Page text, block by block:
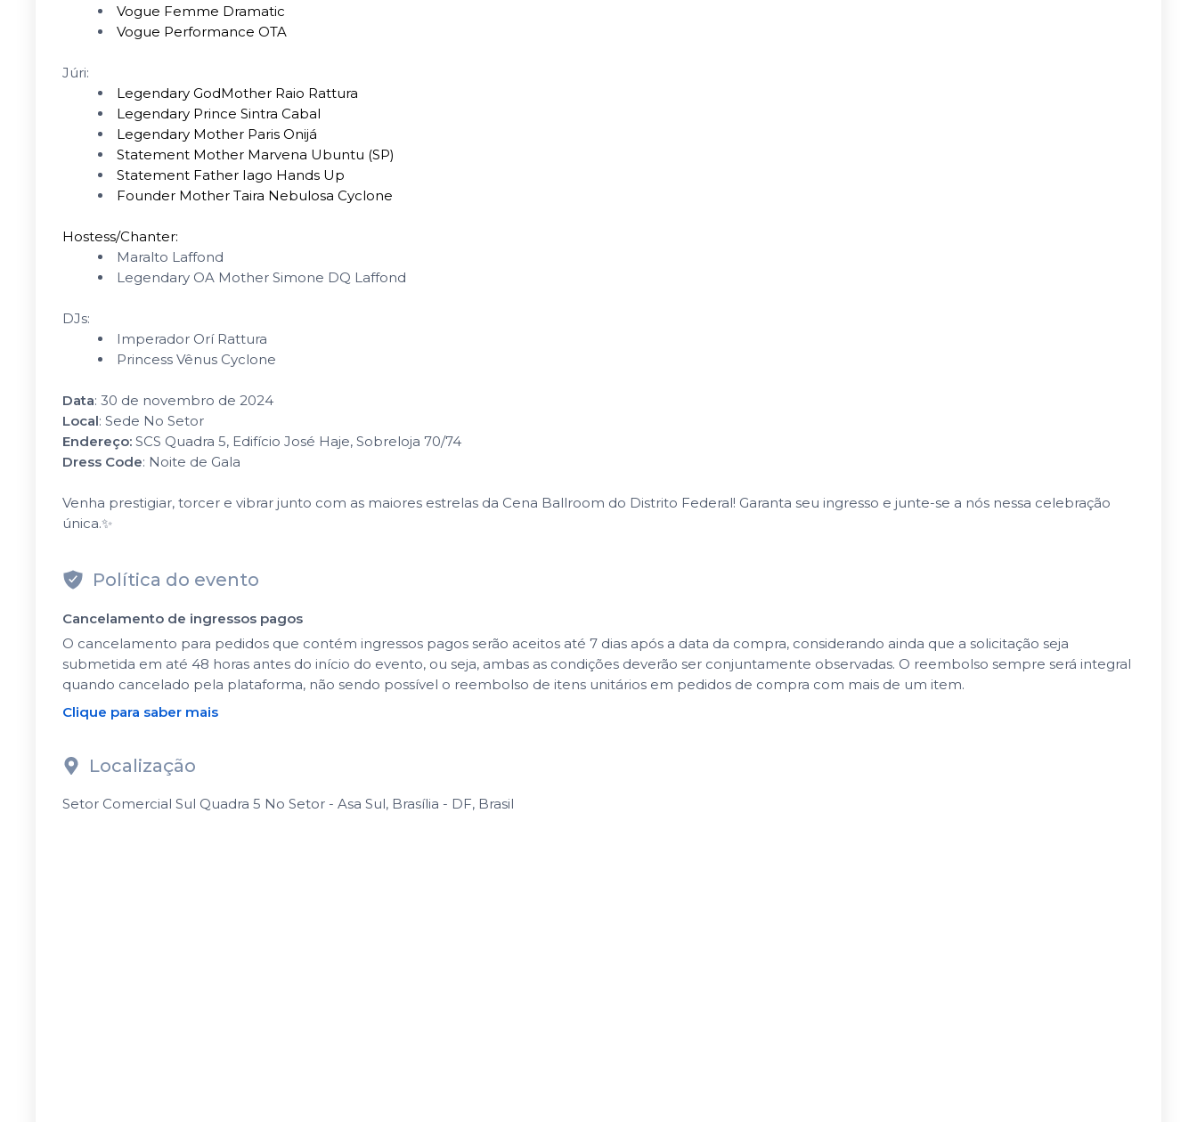
Vogue Femme Dramatic
Vogue Performance OTA
Júri:
Legendary GodMother Raio Rattura
Legendary Prince Sintra Cabal
Legendary Mother Paris Onijá
Statement Mother Marvena Ubuntu (SP)
Statement Father Iago Hands Up
Founder Mother Taira Nebulosa Cyclone
Hostess/Chanter:
Maralto Laffond
Legendary OA Mother Simone DQ Laffond
DJs:
Imperador Orí Rattura
Princess Vênus Cyclone
Data: 30 de novembro de 2024
Local: Sede No Setor
Endereço: SCS Quadra 5, Edifício José Haje, Sobreloja 70/74
Dress Code: Noite de Gala
Venha prestigiar, torcer e vibrar junto com as maiores estrelas da Cena Ballroom do Distrito Federal! Garanta seu ingresso e junte-se a nós nessa celebração
única.✨
Política do evento
Cancelamento de ingressos pagos
O cancelamento para pedidos que contém ingressos pagos serão aceitos até 7 dias após a data da compra, considerando ainda que a solicitação seja
submetida em até 48 horas antes do início do evento, ou seja, ambas as condições deverão ser conjuntamente observadas. O reembolso sempre será integral
quando cancelado pela plataforma, não sendo possível o reembolso de itens unitários em pedidos de compra com mais de um item.
Clique para saber mais
Localização
Setor Comercial Sul Quadra 5 No Setor - Asa Sul, Brasília - DF, Brasil